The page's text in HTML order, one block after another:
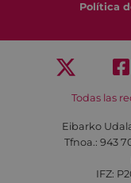
Política
Todas las
Eibarko
Tfnoa.: 943
IFZ: